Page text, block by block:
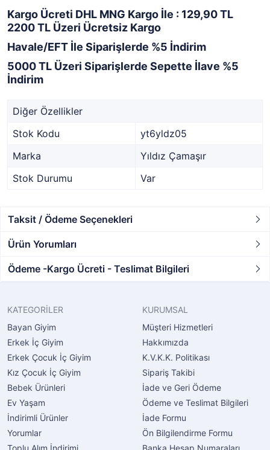
Kargo Ücreti DHL MNG Kargo İle : 129,90 TL
2200 TL Üzeri Ücretsiz Kargo
Havale/EFT İle Siparişlerde %5 İndirim
5000 TL Üzeri Siparişlerde Sepette İlave %5
İndirim
Diğer Özellikler
Stok Kodu
yt6yldz05
Marka
Yıldız Çamaşır
Stok Durumu
Var
Taksit / Ödeme Seçenekleri
Ürün Yorumları
Ödeme -Kargo Ücreti - Teslimat Bilgileri
KATEGORİLER
Bayan Giyim
Erkek İç Giyim
Erkek Çocuk İç Giyim
Kız Çocuk İç Giyim
Bebek Ürünleri
Ev Yaşam
İndirimli Ürünler
Yorumlar
Toplu Alım İndirimi
KURUMSAL
Müşteri Hizmetleri
Hakkımızda
K.V.K.K. Politikası
Sipariş Takibi
İade ve Geri Ödeme
Ödeme ve Teslimat Bilgileri
İade Formu
Ön Bilgilendirme Formu
Banka Hesap Numaraları